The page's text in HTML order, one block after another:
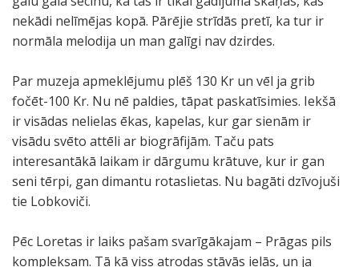
nekādi nelīmējas kopā. Pārējie strīdās pretī, ka tur ir
normāla melodija un man galīgi nav dzirdes.
Par muzeja apmeklējumu plēš 130 Kr un vēl ja grib
fočēt-100 Kr. Nu nē paldies, tāpat paskatīsimies. Iekšā
ir visādas nelielas ēkas, kapelas, kur gar sienām ir
visādu svēto attēli ar biogrāfijām. Taču pats
interesantākā laikam ir dārgumu krātuve, kur ir gan
seni tērpi, gan dimantu rotaslietas. Nu bagāti dzīvojuši
tie Lobkoviči.
Pēc Loretas ir laiks pašam svarīgākajam – Prāgas pils
kompleksam. Tā kā viss atrodas stāvās ielās, un ja